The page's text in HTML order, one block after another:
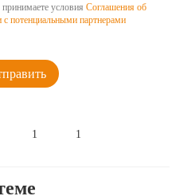
условия Соглашения об
потенциальными партнерами
1 1